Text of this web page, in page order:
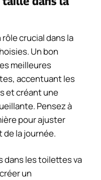
crucial dans la
Un bon
meilleures
accentuant les
et créant une
Pensez à
pour ajuster
de la journée.
dans les toilettes va
un